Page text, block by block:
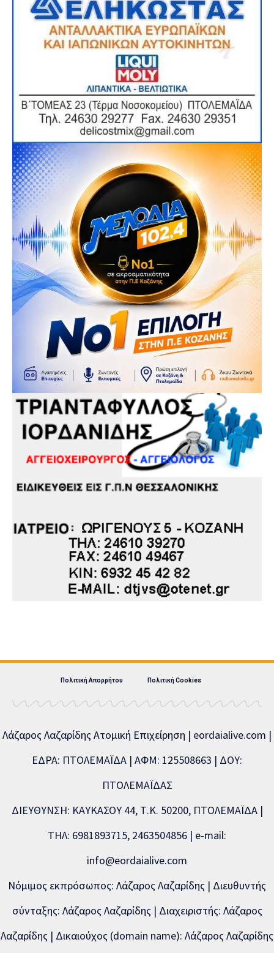
Πολιτική Απορρήτου Πολιτική Cookies
Λάζαρος Λαζαρίδης Ατομική Επιχείρηση | eordaialive.com |
ΕΔΡΑ: ΠΤΟΛΕΜΑΪΔΑ | ΑΦΜ: 125508663 | ΔΟΥ:
ΠΤΟΛΕΜΑΪΔΑΣ
ΔΙΕΥΘΥΝΣΗ: ΚΑΥΚΑΣΟΥ 44, Τ.Κ. 50200, ΠΤΟΛΕΜΑΪΔΑ |
ΤΗΛ: 6981893715, 2463504856 | e-mail:
info@eordaialive.com
Νόμιμος εκπρόσωπος: Λάζαρος Λαζαρίδης | Διευθυντής
σύνταξης: Λάζαρος Λαζαρίδης | Διαχειριστής: Λάζαρος
Λαζαρίδης | Δικαιούχος (domain name): Λάζαρος Λαζαρίδης